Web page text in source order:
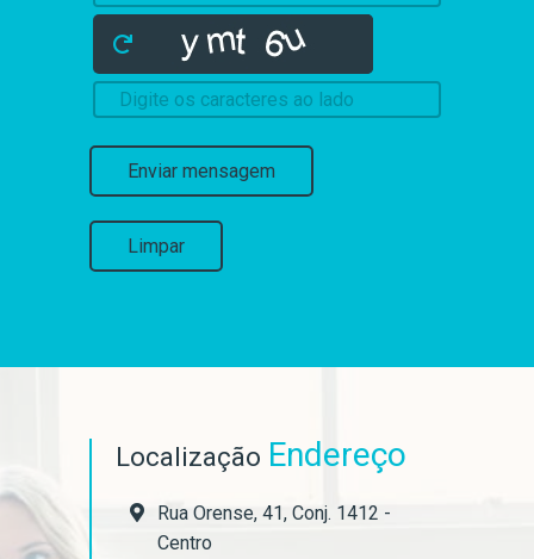
Enviar mensagem
Limpar
Localização Endereço
Rua Orense, 41, Conj. 1412 -
Centro